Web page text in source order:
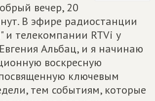
вечер, 20
В эфире радиостанции
и телекомпании RTVi у
Альбац, и я начинаю
воскресную
ключевым
тем событиям, которые